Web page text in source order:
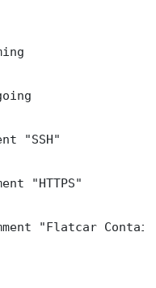
"SSH"
"HTTPS"
"Flatcar